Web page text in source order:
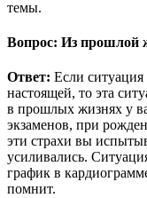
темы.
Вопрос: Из прошлой
Ответ: Если
настоящей, то эта
в прошлых жизнях у
экзаменов, при
эти страхи вы
усиливались.
график в
помнит.